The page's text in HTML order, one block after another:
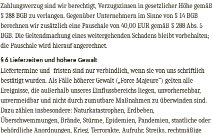
Zahlungsverzug sind wir berechtigt, Verzugszinsen in gesetzlicher Höhe gemäß
§ 288 BGB zu verlangen. Gegenüber Unternehmern im Sinne von § 14 BGB
berechnen wir zusätzlich eine Pauschale von 40,00 EUR gemäß § 288 Abs. 5
BGB. Die Geltendmachung eines weitergehenden Schadens bleibt vorbehalten;
die Pauschale wird hierauf angerechnet.
§ 6 Lieferzeiten und höhere Gewalt
Liefertermine und -fristen sind nur verbindlich, wenn sie von uns schriftlich
bestätigt wurden. Als Fälle höherer Gewalt („Force Majeure“) gelten alle
Ereignisse, die außerhalb unseres Einflussbereichs liegen, unvorhersehbar,
unvermeidbar und nicht durch zumutbare Maßnahmen zu überwinden sind.
Dazu zählen insbesondere: Naturkatastrophen, Erdbeben,
Überschwemmungen, Brände, Stürme, Epidemien, Pandemien, staatliche oder
behördliche Anordnungen, Krieg, Terrorakte, Aufruhr, Streiks, rechtmäßige